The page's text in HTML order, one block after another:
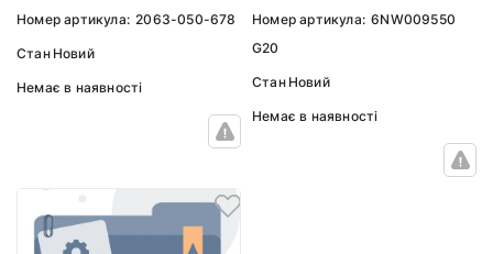
Номер артикула: 2063-050-678
Стан Новий
Немає в наявності
Номер артикула: 6NW009550
G20
Стан Новий
Немає в наявності